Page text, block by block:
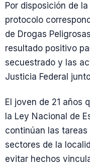
Por disposición de
protocolo
de Drogas
resultado positivo
secuestrado y las
Justicia Federal
El joven de 21 años
la Ley Nacional de
continúan las
sectores de la
evitar hechos